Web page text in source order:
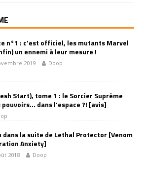
n°1 : c’est officiel, les mutants Marvel
un ennemi à leur mesure !
2019 Doop
Start), tome 1 : le Sorcier Suprême
dans l’espace ?! [avis]
dans la suite de Lethal Protector [Venom
Anxiety]
2018 Doop